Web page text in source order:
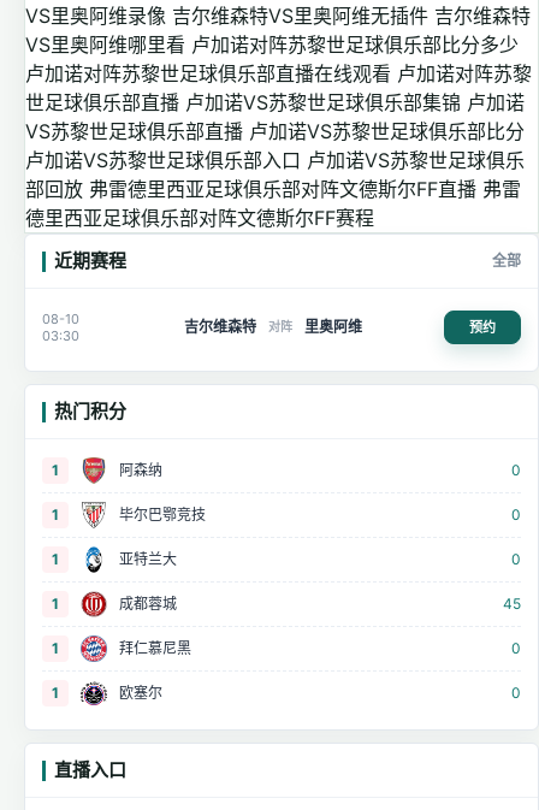
VS里奥阿维录像 吉尔维森特VS里奥阿维无插件 吉尔维森特
VS里奥阿维哪里看 卢加诺对阵苏黎世足球俱乐部比分多少
卢加诺对阵苏黎世足球俱乐部直播在线观看 卢加诺对阵苏黎
世足球俱乐部直播 卢加诺VS苏黎世足球俱乐部集锦 卢加诺
VS苏黎世足球俱乐部直播 卢加诺VS苏黎世足球俱乐部比分
卢加诺VS苏黎世足球俱乐部入口 卢加诺VS苏黎世足球俱乐
部回放 弗雷德里西亚足球俱乐部对阵文德斯尔FF直播 弗雷
德里西亚足球俱乐部对阵文德斯尔FF赛程
近期赛程 全部
08-10
03:30
吉尔维森特 对阵 里奥阿维 预约
热门积分
1 阿森纳 0
1 毕尔巴鄂竞技 0
1 亚特兰大 0
1 成都蓉城 45
1 拜仁慕尼黑 0
1 欧塞尔 0
直播入口